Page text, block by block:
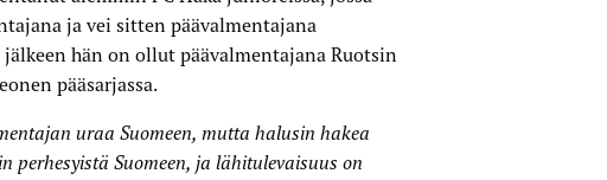
ja vei sitten päävalmentajana
jälkeen hän on ollut päävalmentajana Ruotsin
pääsarjassa.
uraa Suomeen, mutta halusin hakea
Suomeen, ja lähitulevaisuus on